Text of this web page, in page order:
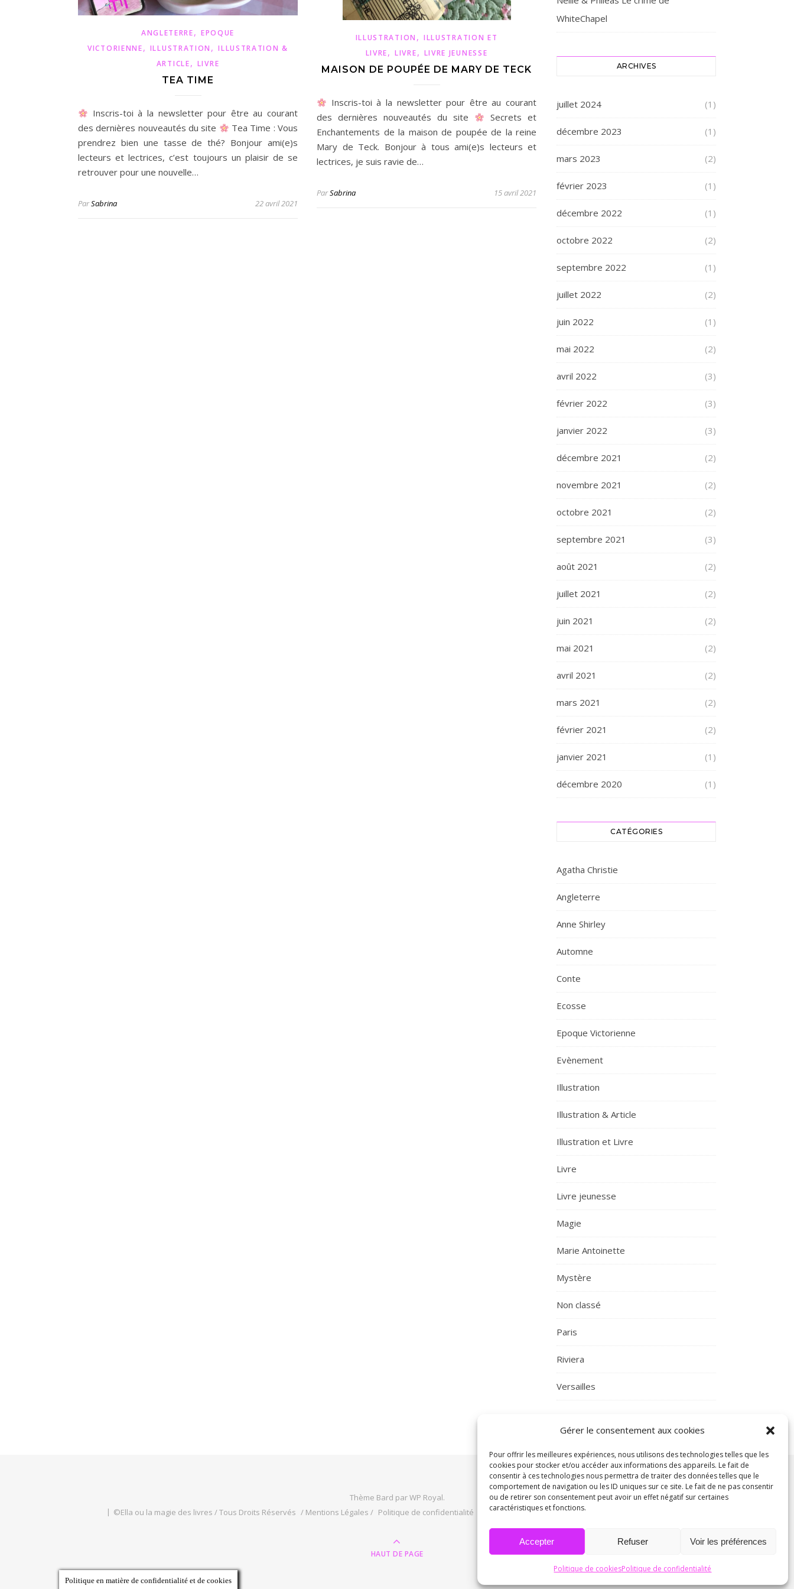
Gérer le consentement aux cookies
Pour offrir les meilleures expériences, nous utilisons des technologies telles que les
cookies pour stocker et/ou accéder aux informations des appareils. Le fait de
consentir à ces technologies nous permettra de traiter des données telles que le
comportement de navigation ou les ID uniques sur ce site. Le fait de ne pas consentir
ou de retirer son consentement peut avoir un effet négatif sur certaines
caractéristiques et fonctions.
Accepter Refuser Voir les préférences
Politique de cookiesPolitique de confidentialité
ANGLETERRE, EPOQUE
VICTORIENNE, ILLUSTRATION ,ILLUSTRATION &
ARTICLE, LIVRE
TEA TIME
Inscris-toi à la newsletter pour être au courant
des dernières nouveautés du site
Tea Time : Vous
prendrez bien une tasse de thé? Bonjour ami(e)s
lecteurs et lectrices, c’est toujours un plaisir de se
retrouver pour une nouvelle…
ParSabrina 22 avril 2021
ILLUSTRATION , ILLUSTRATION ET
LIVRE,LIVRE, LIVRE JEUNESSE
MAISON DE POUPÉE DE MARY DE TECK
Inscris-toi à la newsletter pour être au courant
des dernières nouveautés du site
Secrets et
Enchantements de la maison de poupée de la reine
Mary de Teck. Bonjour à tous ami(e)s lecteurs et
lectrices, je suis ravie de…
ParSabrina 15 avril 2021
WhiteChapel
ARCHIVES
juillet 2024 (1)
décembre 2023 (1)
mars 2023 (2)
février 2023 (1)
décembre 2022 (1)
octobre 2022 (2)
septembre 2022 (1)
juillet 2022 (2)
juin 2022 (1)
mai 2022 (2)
avril 2022 (3)
février 2022 (3)
janvier 2022 (3)
décembre 2021 (2)
novembre 2021 (2)
octobre 2021 (2)
septembre 2021 (3)
août 2021 (2)
juillet 2021 (2)
juin 2021 (2)
mai 2021 (2)
avril 2021 (2)
mars 2021 (2)
février 2021 (2)
janvier 2021 (1)
décembre 2020 (1)
CATÉGORIES
Agatha Christie
Angleterre
Anne Shirley
Automne
Conte
Ecosse
Epoque Victorienne
Evènement
Illustration
Illustration & Article
Illustration et Livre
Livre
Livre jeunesse
Magie
Marie Antoinette
Mystère
Non classé
Paris
Riviera
Versailles
Thème Bard parWP Royal.
©Ella ou la magie des livres / Tous Droits Réservés / Mentions Légales / Politique de confidentialité / Conditions Générales de Vente
HAUT DE PAGE
Politique en matière de confidentialité et de cookies